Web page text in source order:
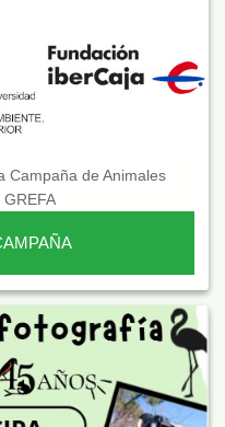
Campaña de Animales